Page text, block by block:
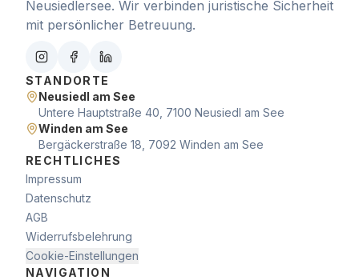
Neusiedlersee. Wir verbinden juristische Sicherheit
mit persönlicher Betreuung.
STANDORTE
Neusiedl am See
Untere Hauptstraße 40, 7100 Neusiedl am See
Winden am See
Bergäckerstraße 18, 7092 Winden am See
RECHTLICHES
Impressum
Datenschutz
AGB
Widerrufsbelehrung
Cookie-Einstellungen
NAVIGATION